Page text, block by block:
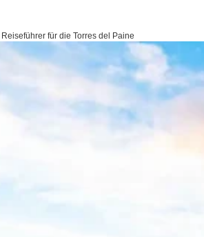
für die Torres del Paine